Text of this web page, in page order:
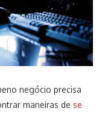
negócio precisa
maneiras de se